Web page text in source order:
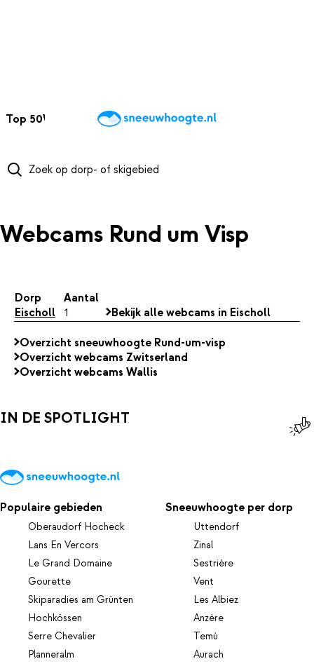
Top 50Webcams WintersportweerKaarten
Webcams Rund um Visp
Dorp
Aantal
Eischoll
1 Bekijk alle webcams in Eischoll
Overzicht sneeuwhoogte Rund-um-visp
Overzicht webcams Zwitserland
Overzicht webcams Wallis
IN DE SPOTLIGHT
Populaire gebieden
Oberaudorf Hocheck
Lans En Vercors
Le Grand Domaine
Gourette
Skiparadies am Grünten
Hochkössen
Serre Chevalier
Planneralm
Sneeuwhoogte per dorp
Uttendorf
Zinal
Sestrière
Vent
Les Albiez
Anzère
Temù
Aurach